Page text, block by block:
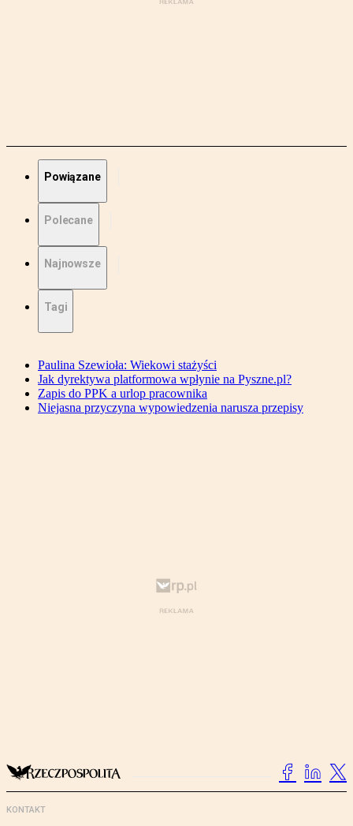
Powiązane
Polecane
Najnowsze
Tagi
Paulina Szewioła: Wiekowi stażyści
Jak dyrektywa platformowa wpłynie na Pyszne.pl?
Zapis do PPK a urlop pracownika
Niejasna przyczyna wypowiedzenia narusza przepisy
KONTAKT